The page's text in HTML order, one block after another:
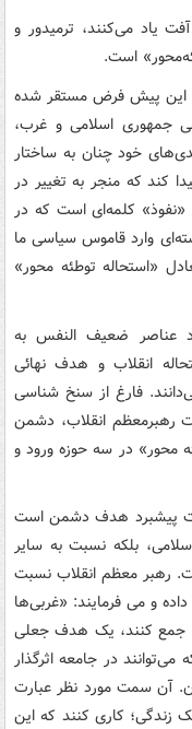
یاد می‌کنند، ترمیدور و
است.
بر این پیش فرض مستقر شده
جمهوری اسلامی و غرب‌،
خود چنان به ساختار
کند که منجر به تغییر در
«نفوذ» کلمه‌ای است که در
وارد قاموس سیاسی ما
«استحاله توطئه محور»
عناصر ضعیف النفس به
انقلاب و هدف نهائی
فارغ از سنخ شناسی
رهبرمعظم انقلاب، دشمن
محور» در سه حوزه ورود و
جهت پیشبرد هدف دشمن است
بلکه نسبت به سایر
رهبر معظم انقلاب نسبت
و می فرمایند: «غربی‌ها
جمع کنند، یک هدف جعلی
می‌توانند در جامعه اثرگذار
آن سمت مورد نظر عبارت
زندگی؛ کاری کنند که این